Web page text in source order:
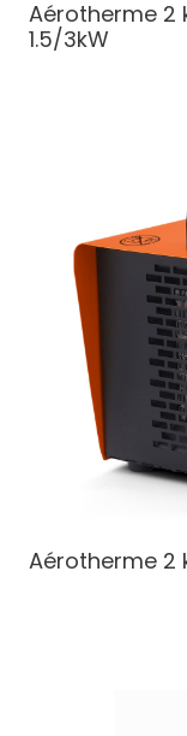
Aérotherme 2
1.5/3kW
Aérotherme 2